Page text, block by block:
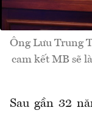
Ông Lưu Trung
cam kết MB sẽ
Sau gần 32